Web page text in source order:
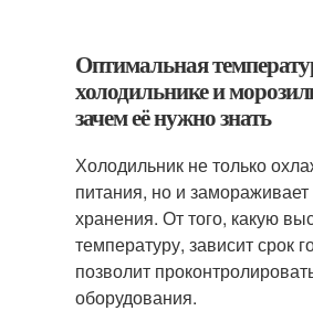
Оптимальная
холодильнике и
зачем её нужно знать
Холодильник не только
питания, но и
хранения. От того, какую
температуру, зависит срок
позволит
оборудования.